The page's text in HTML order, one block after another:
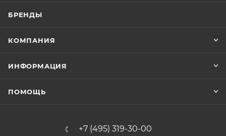
Конечная цена будет отображена в высланном
Фактом подтверждения покупки будет считаться
БРЕНДЫ
КОМПАНИЯ
ИНФОРМАЦИЯ
ПОМОЩЬ
+7 (495) 319-30-00